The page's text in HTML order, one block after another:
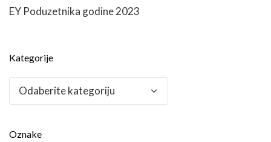
EY Poduzetnika godine 2023
Kategorije
Kategorije
Oznake